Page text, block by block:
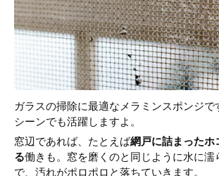
ガラスの掃除に最適なメラミンスポンジで
シーンでも活躍しますよ。
窓辺であれば、たとえば網戸に詰まったホ
る働きも。窓を磨くのと同じように水に濡
で、汚れがポロポロと落ちていきます。